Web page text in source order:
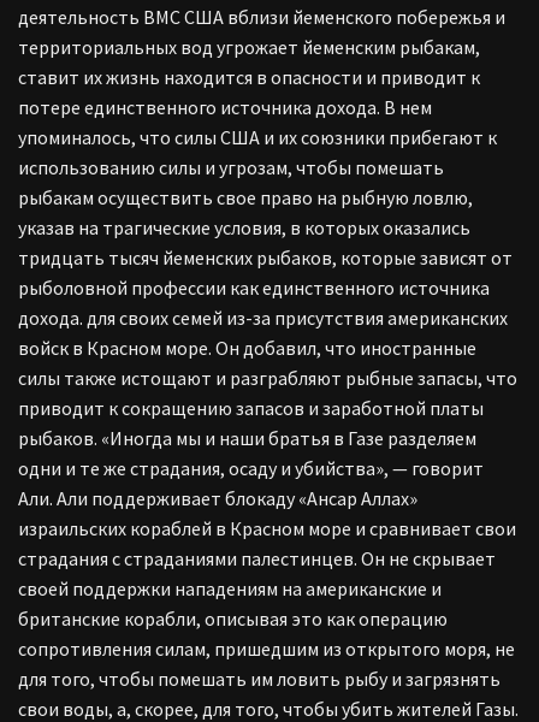
деятельность ВМС США вблизи йеменского побережья и
территориальных вод угрожает йеменским рыбакам,
ставит их жизнь находится в опасности и приводит к
потере единственного источника дохода. В нем
упоминалось, что силы США и их союзники прибегают к
использованию силы и угрозам, чтобы помешать
рыбакам осуществить свое право на рыбную ловлю,
указав на трагические условия, в которых оказались
тридцать тысяч йеменских рыбаков, которые зависят от
рыболовной профессии как единственного источника
дохода. для своих семей из-за присутствия американских
войск в Красном море. Он добавил, что иностранные
силы также истощают и разграбляют рыбные запасы, что
приводит к сокращению запасов и заработной платы
рыбаков. «Иногда мы и наши братья в Газе разделяем
одни и те же страдания, осаду и убийства», — говорит
Али. Али поддерживает блокаду «Ансар Аллах»
израильских кораблей в Красном море и сравнивает свои
страдания с страданиями палестинцев. Он не скрывает
своей поддержки нападениям на американские и
британские корабли, описывая это как операцию
сопротивления силам, пришедшим из открытого моря, не
для того, чтобы помешать им ловить рыбу и загрязнять
свои воды, а, скорее, для того, чтобы убить жителей Газы.